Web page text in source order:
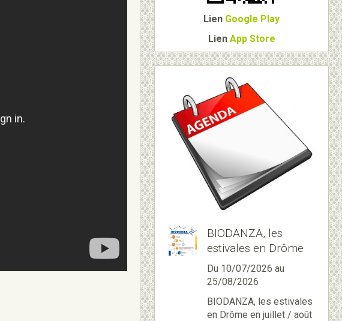
Lien Google Play
Lien App Store
BIODANZA, les
estivales en Drôme
Du 10/07/2026 au
25/08/2026
BIODANZA, les estivales
en Drôme en juillet / août